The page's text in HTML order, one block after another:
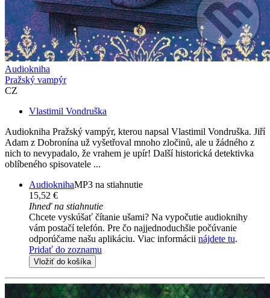
Audiokniha
Pražský vampýr
CZ
Vlastimil Vondruška
Audiokniha Pražský vampýr, kterou napsal Vlastimil Vondruška. Jiří
Adam z Dobronína už vyšetřoval mnoho zločinů, ale u žádného z
nich to nevypadalo, že vrahem je upír! Další historická detektivka
oblíbeného spisovatele ...
AudioknihaMP3 na stiahnutie
15,52 €
Ihneď na stiahnutie
Chcete vyskúšať čítanie ušami? Na vypočutie audioknihy
vám postačí telefón. Pre čo najjednoduchšie počúvanie
odporúčame našu aplikáciu. Viac informácii nájdete tu.
Pridať do zoznamu
Vložiť do košíka